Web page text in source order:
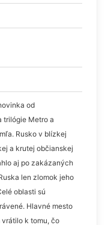
od
trilógie Metro a
Rusko v blízkej
a krutej občianskej
aj po zakázaných
len zlomok jeho
oblasti sú
Hlavné mesto
k tomu, čo